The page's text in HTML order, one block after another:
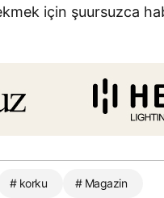
için şuursuzca
# korku # Magazin